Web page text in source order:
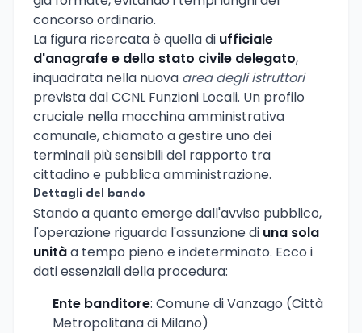
concorso ordinario.
La figura ricercata è quella di ufficiale
d'anagrafe e dello stato civile delegato,
inquadrata nella nuova area degli istruttori
prevista dal CCNL Funzioni Locali. Un profilo
cruciale nella macchina amministrativa
comunale, chiamato a gestire uno dei
terminali più sensibili del rapporto tra
cittadino e pubblica amministrazione.
Dettagli del bando
Stando a quanto emerge dall'avviso pubblico,
l'operazione riguarda l'assunzione di una sola
unitàa tempo pieno e indeterminato. Ecco i
dati essenziali della procedura:
Ente banditore: Comune di Vanzago (Città
Metropolitana di Milano)